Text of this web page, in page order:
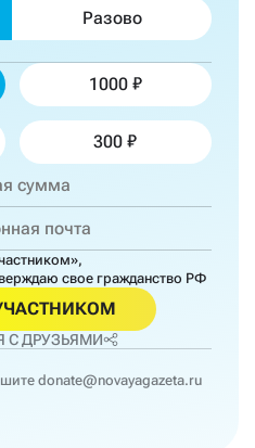
Разово
1000
300
свое гражданство РФ
С ДРУЗЬЯМИ
donate@novayagazeta.ru